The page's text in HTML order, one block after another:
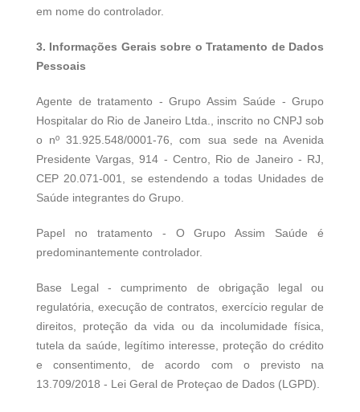
em nome do controlador.
3. Informações Gerais sobre o Tratamento de Dados
Pessoais
Agente de tratamento - Grupo Assim Saúde - Grupo
Hospitalar do Rio de Janeiro Ltda., inscrito no CNPJ sob
o nº 31.925.548/0001-76, com sua sede na Avenida
Presidente Vargas, 914 - Centro, Rio de Janeiro - RJ,
CEP 20.071-001, se estendendo a todas Unidades de
Saúde integrantes do Grupo.
Papel no tratamento - O Grupo Assim Saúde é
predominantemente controlador.
Base Legal - cumprimento de obrigação legal ou
regulatória, execução de contratos, exercício regular de
direitos, proteção da vida ou da incolumidade física,
tutela da saúde, legítimo interesse, proteção do crédito
e consentimento, de acordo com o previsto na
13.709/2018 - Lei Geral de Proteçao de Dados (LGPD).